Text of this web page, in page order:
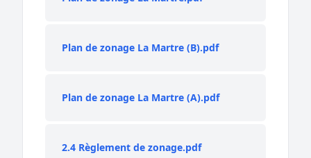
Plan de zonage La Martre (B).pdf
Plan de zonage La Martre (A).pdf
2.4 Règlement de zonage.pdf